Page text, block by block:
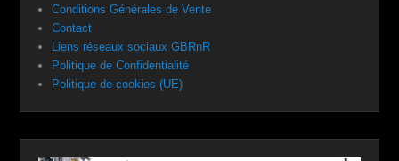
Conditions Générales de Vente
Contact
Liens réseaux sociaux GBRnR
Politique de Confidentialité
Politique de cookies (UE)